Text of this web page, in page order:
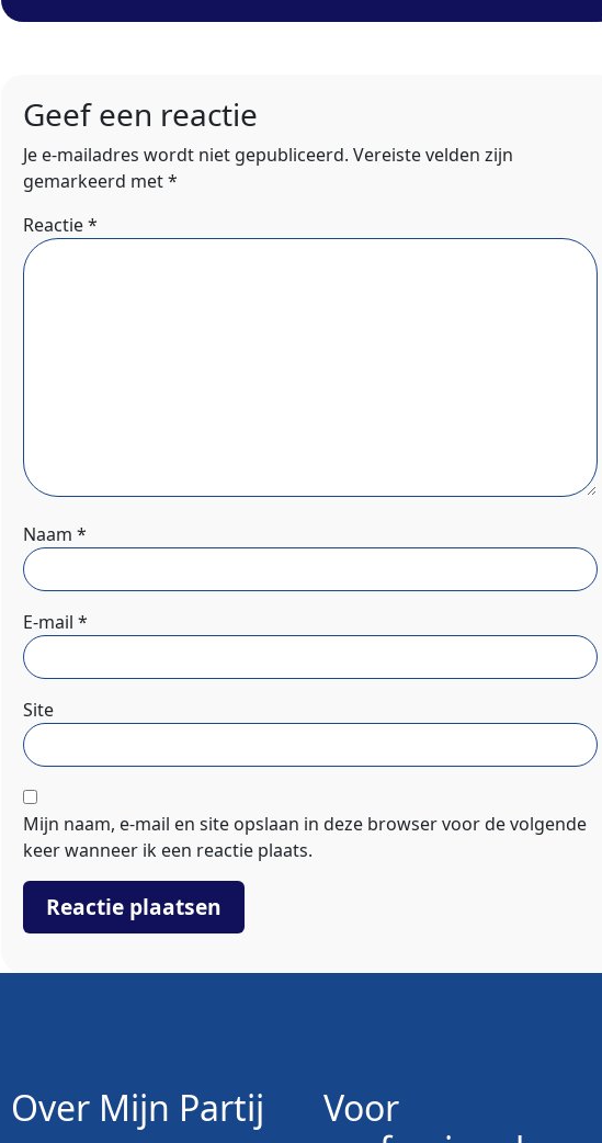
Geef een reactie
Je e-mailadres wordt niet gepubliceerd. Vereiste velden zijn
gemarkeerd met*
Reactie*
Naam *
E-mail *
Site
Mijn naam, e-mail en site opslaan in deze browser voor de volgende
keer wanneer ik een reactie plaats.
Over Mijn Partij
Voor